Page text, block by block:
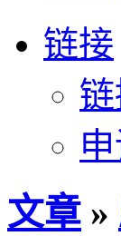
链接
文章 »